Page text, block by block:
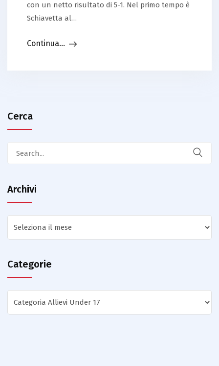
con un netto risultato di 5-1. Nel primo tempo è
Schiavetta al…
Continua...
Cerca
Archivi
Categorie